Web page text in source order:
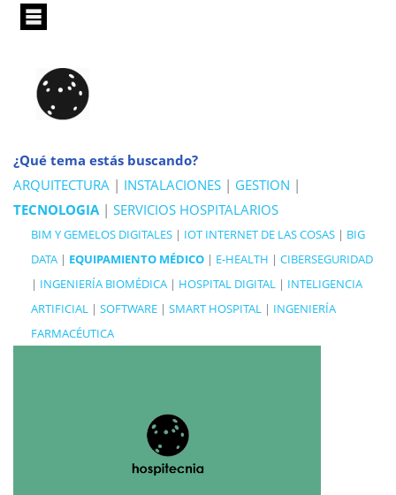
Pasar
principal
¿Qué tema estás buscando?
ARQUITECTURA | INSTALACIONES | GESTION |
TECNOLOGIA| SERVICIOS HOSPITALARIOS
BIM Y GEMELOS DIGITALES | IOT INTERNET DE LAS COSAS | BIG
DATA | EQUIPAMIENTO MÉDICO | E-HEALTH | CIBERSEGURIDAD
| INGENIERÍA BIOMÉDICA | HOSPITAL DIGITAL | INTELIGENCIA
ARTIFICIAL | SOFTWARE | SMART HOSPITAL | INGENIERÍA
FARMACÉUTICA